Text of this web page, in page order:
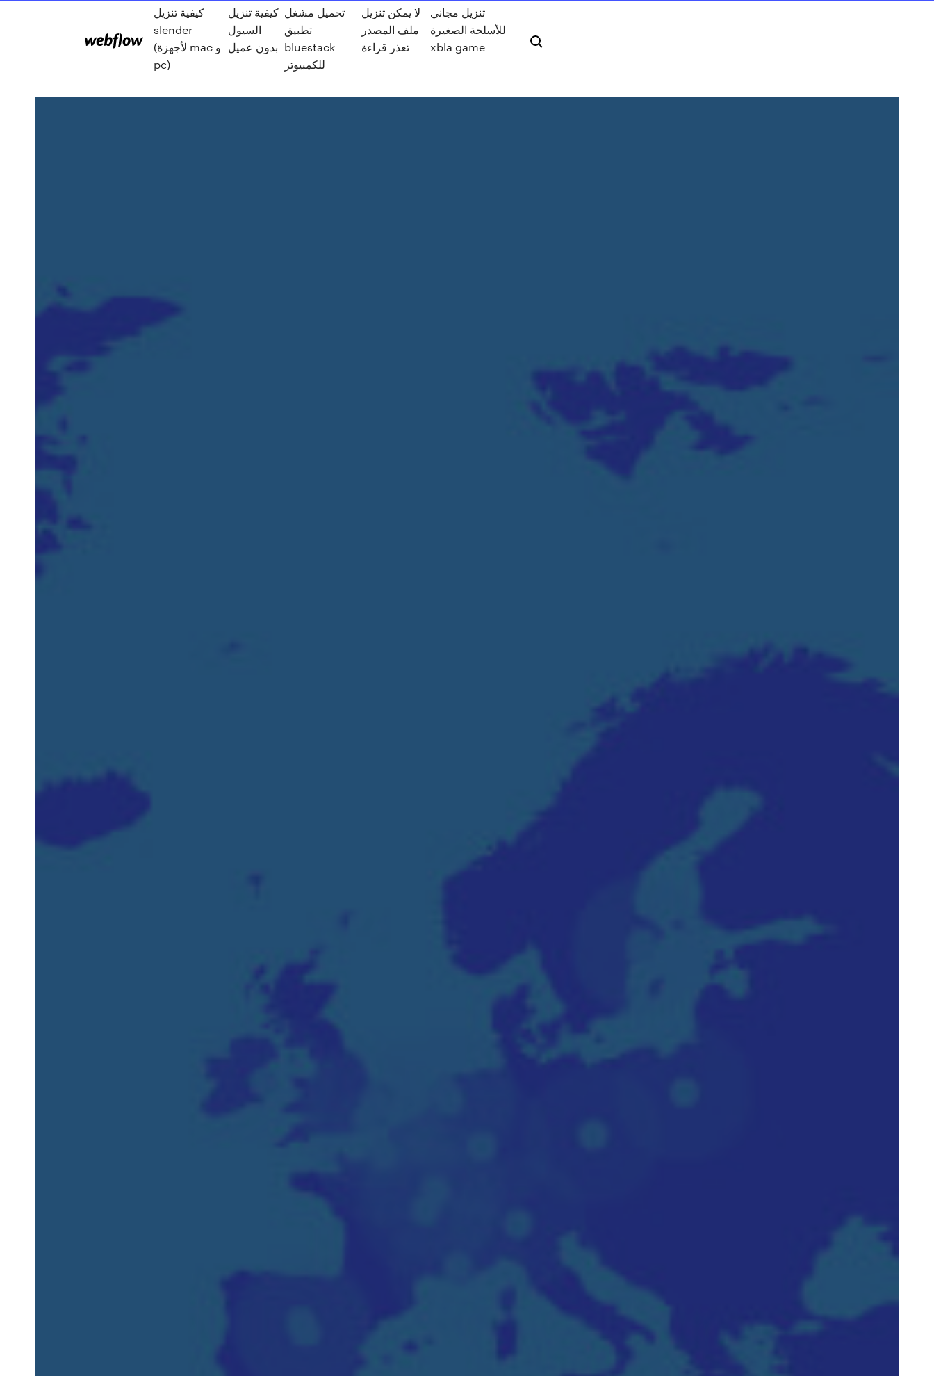
كيفية تنزيل
slender
(لأجهزة mac و
pc)
كيفية تنزيل
السيول
بدون عميل
تحميل مشغل
تطبيق
bluestack
للكمبيوتر
لا يمكن تنزيل
ملف المصدر
تعذر قراءة
تنزيل مجاني
للأسلحة الصغيرة
xbla game